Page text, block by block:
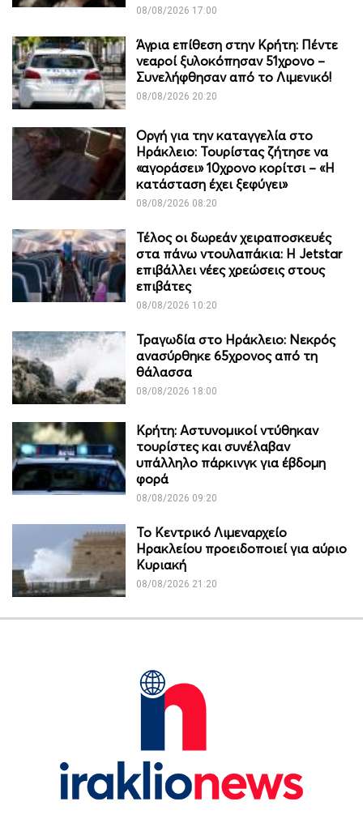
08/08/2026 17:00
Άγρια επίθεση στην Κρήτη: Πέντε
νεαροί ξυλοκόπησαν 51χρονο –
Συνελήφθησαν από το Λιμενικό!
08/08/2026 20:20
Οργή για την καταγγελία στο
Ηράκλειο: Τουρίστας ζήτησε να
«αγοράσει» 10χρονο κορίτσι – «Η
κατάσταση έχει ξεφύγει»
08/08/2026 08:20
Τέλος οι δωρεάν χειραποσκευές
στα πάνω ντουλαπάκια: Η Jetstar
επιβάλλει νέες χρεώσεις στους
επιβάτες
08/08/2026 10:20
Τραγωδία στο Ηράκλειο: Νεκρός
ανασύρθηκε 65χρονος από τη
θάλασσα
08/08/2026 18:00
Κρήτη: Αστυνομικοί ντύθηκαν
τουρίστες και συνέλαβαν
υπάλληλο πάρκινγκ για έβδομη
φορά
08/08/2026 09:20
Το Κεντρικό Λιμεναρχείο
Ηρακλείου προειδοποιεί για αύριο
Κυριακή
08/08/2026 21:20